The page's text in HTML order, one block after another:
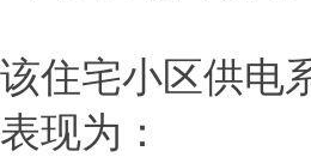
该住宅小区供电
表现为：